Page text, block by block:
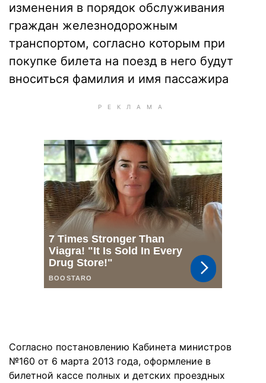
изменения в порядок обслуживания
граждан железнодорожным
транспортом, согласно которым при
покупке билета на поезд в него будут
вноситься фамилия и имя пассажира
Согласно постановлению Кабинета министров
№160 от 6 марта 2013 года, оформление в
билетной кассе полных и детских проездных